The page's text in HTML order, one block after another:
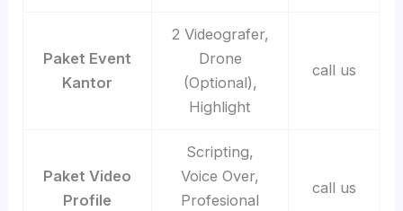
Paket Event
Kantor
2 Videografer,
Drone
(Optional),
Highlight
call us
Paket Video
Profile
Scripting,
Voice Over,
Profesional
call us